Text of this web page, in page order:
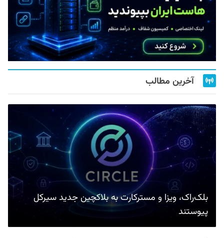
آخرین مطالب
بلک‌راک، ویزا و مسترکارت به بلاکچین جدید سیرکل
پیوستند